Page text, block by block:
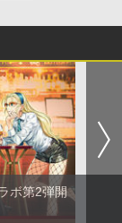
ボ第2弾開